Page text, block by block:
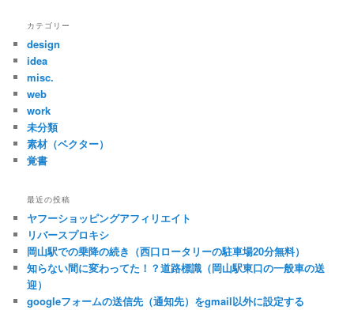
カテゴリー
design
idea
misc.
web
work
未分類
素材（ベクター）
覚書
最近の投稿
ヤフーショッピングアフィリエイト
リバースプロキシ
岡山駅での乗降の続き（西口ロータリーの駐車場20分無料）
知らない間に変わってた！？道路標識（岡山駅東口の一般車の送
迎）
googleフォームの送信先（通知先）をgmail以外に設定する